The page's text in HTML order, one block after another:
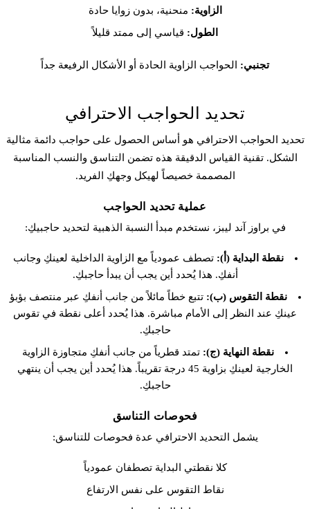
الزاوية: منحنية، بدون زوايا حادة
الطول: قياسي إلى ممتد قليلاً
تجنبي: الحواجب الزاوية الحادة أو الأشكال الرفيعة جداً
تحديد الحواجب الاحترافي
تحديد الحواجب الاحترافي هو أساس الحصول على حواجب دائمة مثالية
الشكل. تقنية القياس الدقيقة هذه تضمن التناسق والنسب المناسبة
المصممة خصيصاً لهيكل وجهكِ الفريد.
عملية تحديد الحواجب
في براوز آند ليبز، نستخدم مبدأ النسبة الذهبية لتحديد حاجبيكِ:
نقطة البداية (أ): تصطف عمودياً مع الزاوية الداخلية لعينكِ وجانب
أنفكِ. هذا يُحدد أين يجب أن يبدأ حاجبكِ.
نقطة التقوس (ب): تتبع خطاً مائلاً من جانب أنفكِ عبر منتصف بؤبؤ
عينكِ عند النظر إلى الأمام مباشرة. هذا يُحدد أعلى نقطة في تقوس
حاجبكِ.
نقطة النهاية (ج): تمتد قطرياً من جانب أنفكِ متجاوزة الزاوية
الخارجية لعينكِ بزاوية 45 درجة تقريباً. هذا يُحدد أين يجب أن ينتهي
حاجبكِ.
فحوصات التناسق
يشمل التحديد الاحترافي عدة فحوصات للتناسق:
كلا نقطتي البداية تصطفان عمودياً
نقاط التقوس على نفس الارتفاع